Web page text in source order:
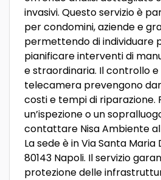
invasivi. Questo servizio è
per condomini, aziende e
permettendo di individuare
pianificare interventi di
e straordinaria. Il controllo e
telecamera prevengono
costi e tempi di riparazione.
un’ispezione o un
contattare Nisa Ambiente al
La sede è in Via Santa
80143 Napoli. Il servizio
protezione delle